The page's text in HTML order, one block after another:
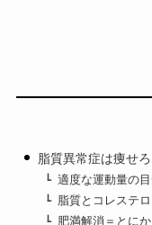
脂質異常症は痩せ
適度な運動量の
脂質とコレステ
肥満解消＝とに